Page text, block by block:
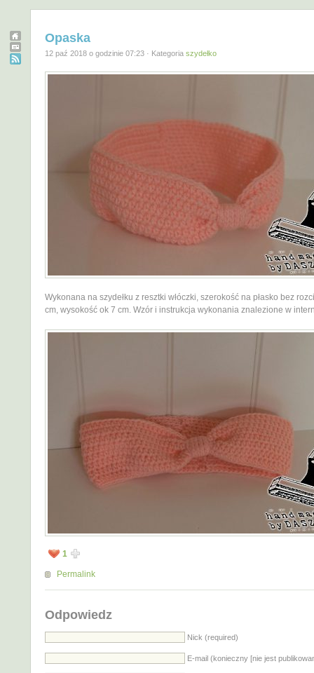
Opaska
12 paź 2018 o godzinie 07:23 · Kategoria szydełko
Wykonana na szydełku z resztki włóczki, szerokość na płasko bez
cm, wysokość ok 7 cm. Wzór i instrukcja wykonania znalezione w
1
Permalink
Odpowiedz
Nick (required)
E-mail (konieczny [nie jest